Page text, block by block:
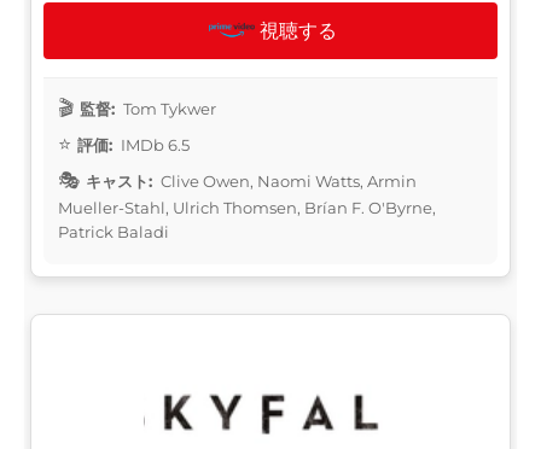
視聴する
監督: Tom Tykwer
評価: IMDb 6.5
キャスト: Clive Owen, Naomi Watts, Armin
Mueller-Stahl, Ulrich Thomsen, Brían F. O'Byrne,
Patrick Baladi